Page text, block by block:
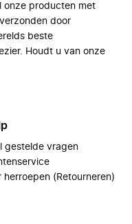
onze producten met
door
beste
Houdt u van onze
gestelde vragen
herroepen (Retourneren)